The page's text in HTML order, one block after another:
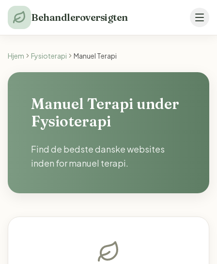
Behandleroversigten
Hjem Fysioterapi Manuel Terapi
Manuel Terapi under
Fysioterapi
Find de bedste danske websites
inden for manuel terapi.